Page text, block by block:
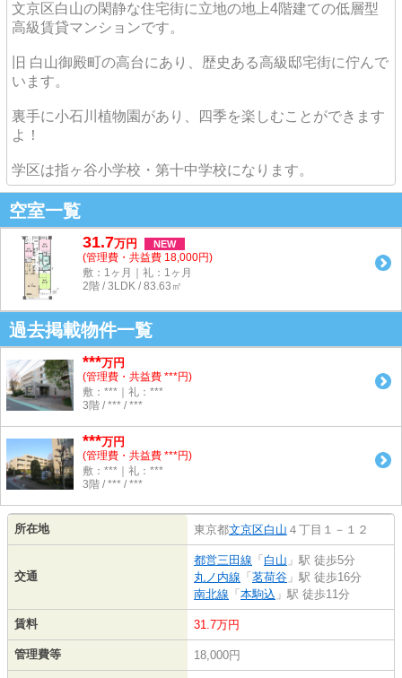
文京区白山の閑静な住宅街に立地の地上4階建ての低層型
高級賃貸マンションです。
旧 白山御殿町の高台にあり、歴史ある高級邸宅街に佇んで
います。
裏手に小石川植物園があり、四季を楽しむことができます
よ！
学区は指ヶ谷小学校・第十中学校になります。
空室一覧
31.7万円 NEW
(管理費・共益費 18,000円)
敷：1ヶ月｜礼：1ヶ月
2階 / 3LDK / 83.63㎡
過去掲載物件一覧
***万円
(管理費・共益費 ***円)
敷：***｜礼：***
3階 / *** / ***
***万円
(管理費・共益費 ***円)
敷：***｜礼：***
3階 / *** / ***
所在地 東京都文京区白山 ４丁目１－１２
交通
都営三田線 「 白山 」駅 徒歩5分
丸ノ内線 「 茗荷谷 」駅 徒歩16分
南北線 「 本駒込 」駅 徒歩11分
賃料 31.7万円
管理費等 18,000円